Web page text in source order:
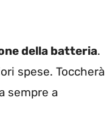
della batteria.
spese. Toccherà
sempre a